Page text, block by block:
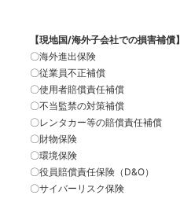
【現地国/海外子会社での損害補償】
〇海外進出保険
〇従業員不正補償
〇使用者賠償責任補償
〇不当監禁の対策補償
〇レンタカー等の賠償責任補償
〇財物保険
〇環境保険
〇役員賠償責任保険（D&O）
〇サイバーリスク保険